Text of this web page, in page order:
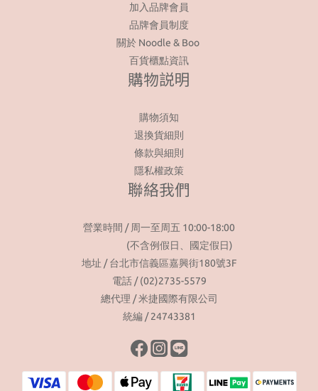
加入品牌會員
品牌會員制度
關於 Noodle & Boo
百貨櫃點資訊
購物説明
購物須知
退換貨細則
條款與細則
隱私權政策
聯絡我們
營業時間 / 周一至周五 10:00-18:00
(不含例假日、國定假日)
地址 / 台北市信義區嘉興街180號3F
電話 / (02)2735-5579
總代理 / 米捷國際有限公司
統編 / 24743381